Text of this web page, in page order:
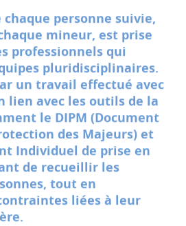
personne suivie,
mineur, est prise
professionnels qui
pluridisciplinaires.
un travail effectué avec
lien avec les outils de la
le DIPM (Document
des Majeurs) et
Individuel de prise en
de recueillir les
tout en
liées à leur